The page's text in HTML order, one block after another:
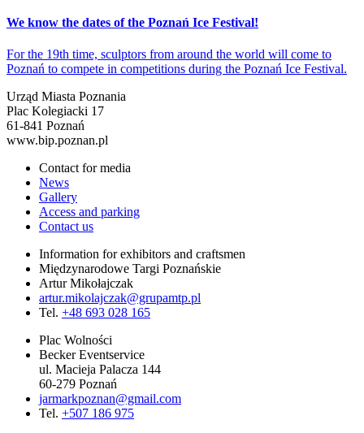
We know the dates of the Poznań Ice Festival!
For the 19th time, sculptors from around the world will come to
Poznań to compete in competitions during the Poznań Ice Festival.
Urząd Miasta Poznania
Plac Kolegiacki 17
61-841 Poznań
www.bip.poznan.pl
Contact for media
News
Gallery
Access and parking
Contact us
Information for exhibitors and craftsmen
Międzynarodowe Targi Poznańskie
Artur Mikołajczak
artur.mikolajczak@grupamtp.pl
Tel. +48 693 028 165
Plac Wolności
Becker Eventservice
ul. Macieja Palacza 144
60-279 Poznań
jarmarkpoznan@gmail.com
Tel. +507 186 975